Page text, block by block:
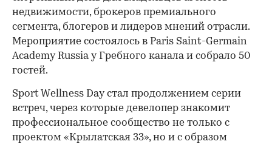
недвижимости, брокеров премиального
сегмента, блогеров и лидеров мнений отрасли.
Мероприятие состоялось в Paris Saint-Germain
Academy Russia у Гребного канала и собрало 50
гостей.
Sport Wellness Day стал продолжением серии
встреч, через которые девелопер знакомит
профессиональное сообщество не только с
проектом «Крылатская 33», но и с образом